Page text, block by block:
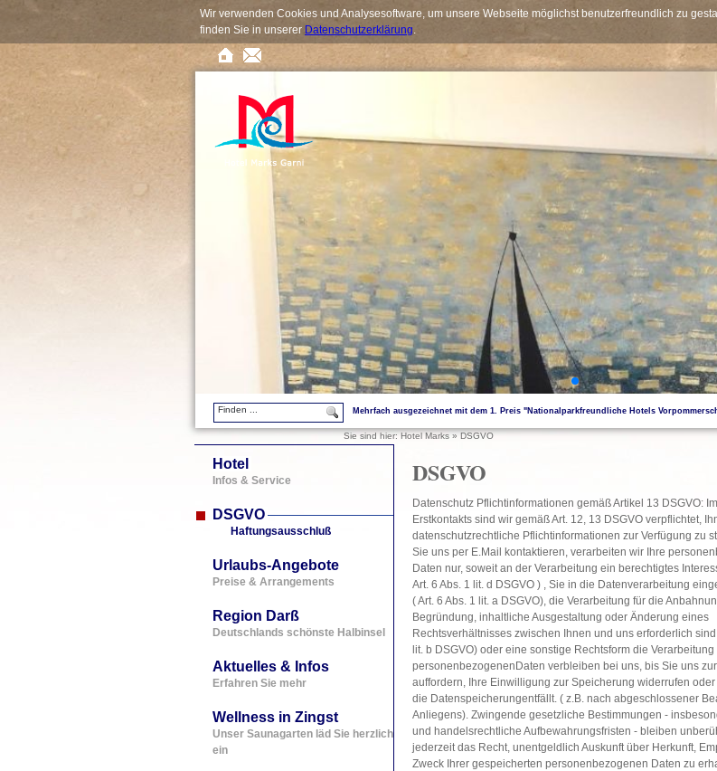
Wir verwenden Cookies und Analysesoftware, um unsere Webseite möglichst benutzerfreundlich zu
finden Sie in unserer Datenschutzerklärung.
Mehrfach ausgezeichnet mit dem 1. Preis "Nationalparkfreundliche Hotels
Sie sind hier:Hotel Marks»DSGVO
Hotel
Infos & Service
DSGVO
Haftungsausschluß
Urlaubs-Angebote
Preise & Arrangements
Region Darß
Deutschlands schönste Halbinsel
Aktuelles & Infos
Erfahren Sie mehr
Wellness in Zingst
Unser Saunagarten läd Sie herzlich
ein
DSGVO
Datenschutz Pflichtinformationen gemäß Artikel 13 DSGVO:
Erstkontakts sind wir gemäß Art. 12, 13 DSGVO verpflichtet,
datenschutzrechtliche Pflichtinformationen zur Verfügung zu
Sie uns per E.Mail kontaktieren, verarbeiten wir Ihre
Daten nur, soweit an der Verarbeitung ein berechtigtes
Art. 6 Abs. 1 lit. d DSGVO ) , Sie in die Datenverarbeitung
( Art. 6 Abs. 1 lit. a DSGVO), die Verarbeitung für die
Begründung, inhaltliche Ausgestaltung oder Änderung eines
Rechtsverhältnisses zwischen Ihnen und uns erforderlich sind
lit. b DSGVO) oder eine sonstige Rechtsform die Verarbeitung
personenbezogenenDaten verbleiben bei uns, bis Sie uns
auffordern, Ihre Einwilligung zur Speicherung widerrufen
die Datenspeicherungentfällt. ( z.B. nach abgeschlossener
Anliegens). Zwingende gesetzliche Bestimmungen -
und handelsrechtliche Aufbewahrungsfristen - bleiben
jederzeit das Recht, unentgeldlich Auskunft über Herkunft,
Zweck Ihrer gespeicherten personenbezogenen Daten zu